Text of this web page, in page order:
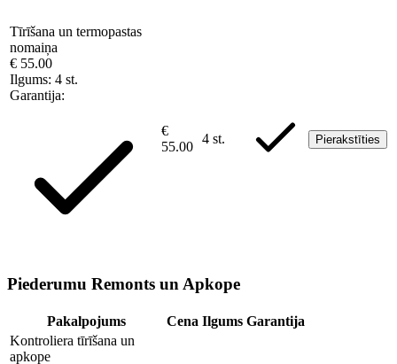
Tīrīšana un termopastas
nomaiņa
€ 55.00
Ilgums: 4 st.
Garantija:
€
55.00
4 st. Pierakstīties
Piederumu Remonts un Apkope
Pakalpojums Cena Ilgums Garantija
Kontroliera tīrīšana un
apkope